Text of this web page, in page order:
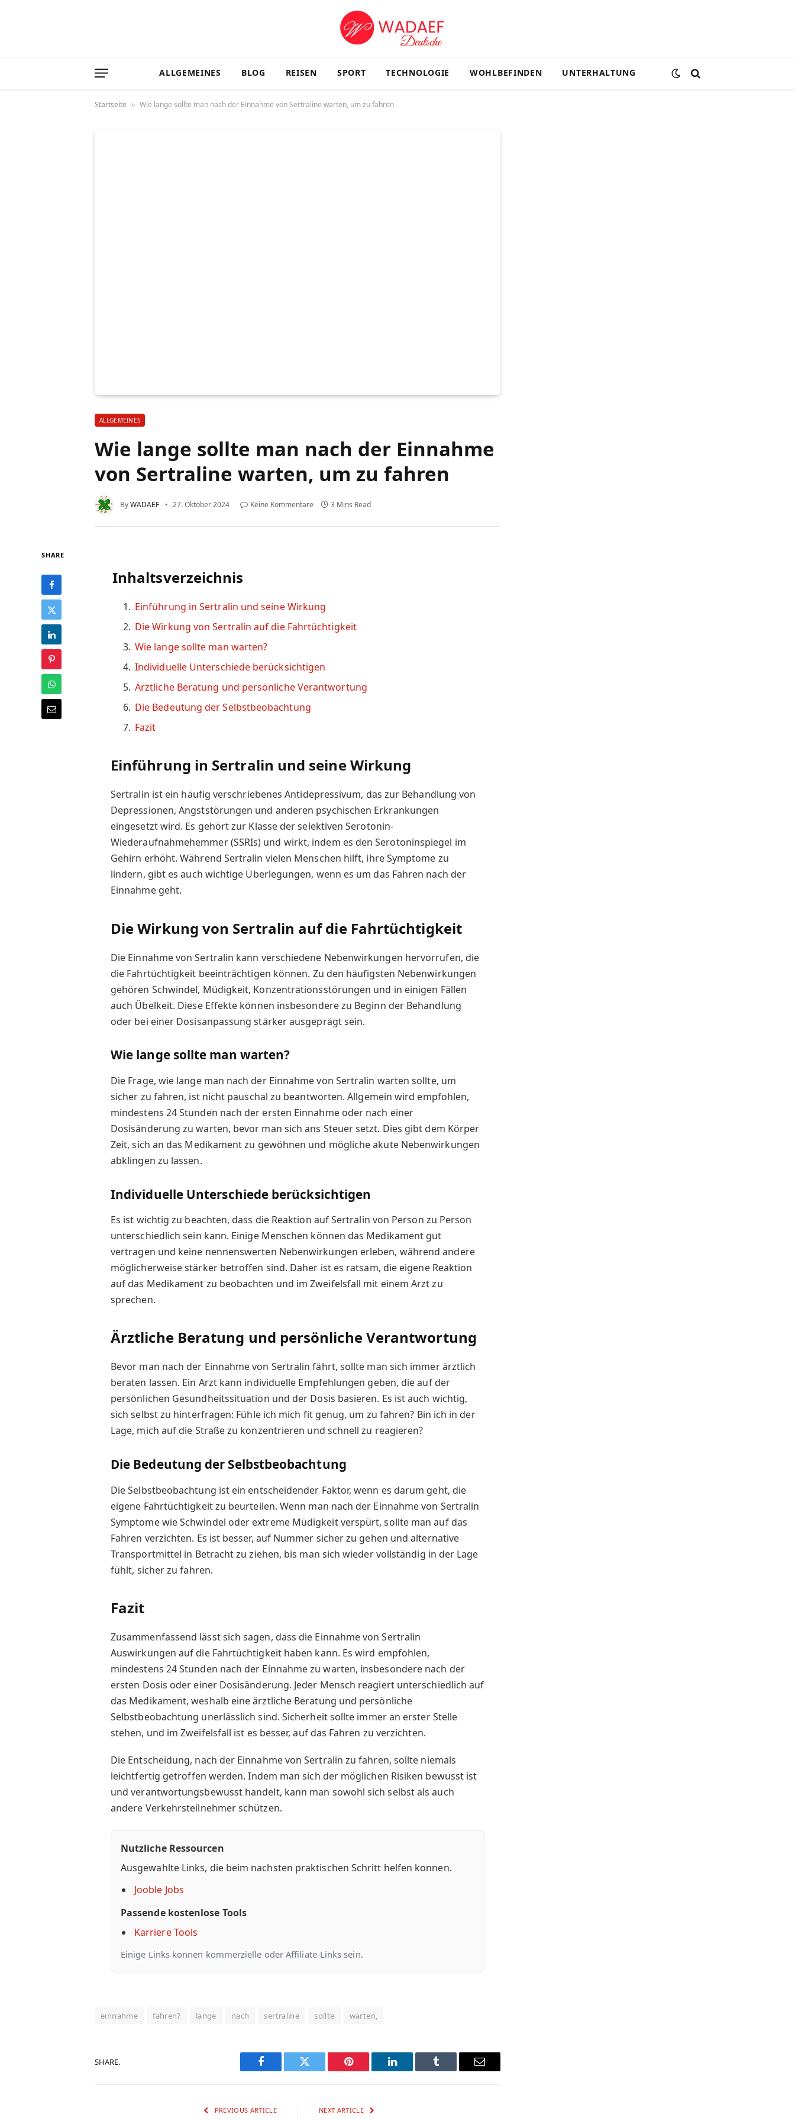
ALLGEMEINES BLOG REISEN SPORT TECHNOLOGIE WOHLBEFINDEN UNTERHALTUNG
Startseite » Wie lange sollte man nach der Einnahme von Sertraline warten, um zu fahren
ALLGEMEINES
Wie lange sollte man nach der Einnahme
von Sertraline warten, um zu fahren
ByWADAEF 27. Oktober 2024 Keine Kommentare 3 Mins Read
SHARE
Inhaltsverzeichnis
Einführung in Sertralin und seine Wirkung
Die Wirkung von Sertralin auf die Fahrtüchtigkeit
Wie lange sollte man warten?
Individuelle Unterschiede berücksichtigen
Ärztliche Beratung und persönliche Verantwortung
Die Bedeutung der Selbstbeobachtung
Fazit
Einführung in Sertralin und seine Wirkung
Sertralin ist ein häufig verschriebenes Antidepressivum, das zur Behandlung von
Depressionen, Angststörungen und anderen psychischen Erkrankungen
eingesetzt wird. Es gehört zur Klasse der selektiven Serotonin-
Wiederaufnahmehemmer (SSRIs) und wirkt, indem es den Serotoninspiegel im
Gehirn erhöht. Während Sertralin vielen Menschen hilft, ihre Symptome zu
lindern, gibt es auch wichtige Überlegungen, wenn es um das Fahren nach der
Einnahme geht.
Die Wirkung von Sertralin auf die Fahrtüchtigkeit
Die Einnahme von Sertralin kann verschiedene Nebenwirkungen hervorrufen, die
die Fahrtüchtigkeit beeinträchtigen können. Zu den häufigsten Nebenwirkungen
gehören Schwindel, Müdigkeit, Konzentrationsstörungen und in einigen Fällen
auch Übelkeit. Diese Effekte können insbesondere zu Beginn der Behandlung
oder bei einer Dosisanpassung stärker ausgeprägt sein.
Wie lange sollte man warten?
Die Frage, wie lange man nach der Einnahme von Sertralin warten sollte, um
sicher zu fahren, ist nicht pauschal zu beantworten. Allgemein wird empfohlen,
mindestens 24 Stunden nach der ersten Einnahme oder nach einer
Dosisänderung zu warten, bevor man sich ans Steuer setzt. Dies gibt dem Körper
Zeit, sich an das Medikament zu gewöhnen und mögliche akute Nebenwirkungen
abklingen zu lassen.
Individuelle Unterschiede berücksichtigen
Es ist wichtig zu beachten, dass die Reaktion auf Sertralin von Person zu Person
unterschiedlich sein kann. Einige Menschen können das Medikament gut
vertragen und keine nennenswerten Nebenwirkungen erleben, während andere
möglicherweise stärker betroffen sind. Daher ist es ratsam, die eigene Reaktion
auf das Medikament zu beobachten und im Zweifelsfall mit einem Arzt zu
sprechen.
Ärztliche Beratung und persönliche Verantwortung
Bevor man nach der Einnahme von Sertralin fährt, sollte man sich immer ärztlich
beraten lassen. Ein Arzt kann individuelle Empfehlungen geben, die auf der
persönlichen Gesundheitssituation und der Dosis basieren. Es ist auch wichtig,
sich selbst zu hinterfragen: Fühle ich mich fit genug, um zu fahren? Bin ich in der
Lage, mich auf die Straße zu konzentrieren und schnell zu reagieren?
Die Bedeutung der Selbstbeobachtung
Die Selbstbeobachtung ist ein entscheidender Faktor, wenn es darum geht, die
eigene Fahrtüchtigkeit zu beurteilen. Wenn man nach der Einnahme von Sertralin
Symptome wie Schwindel oder extreme Müdigkeit verspürt, sollte man auf das
Fahren verzichten. Es ist besser, auf Nummer sicher zu gehen und alternative
Transportmittel in Betracht zu ziehen, bis man sich wieder vollständig in der Lage
fühlt, sicher zu fahren.
Fazit
Zusammenfassend lässt sich sagen, dass die Einnahme von Sertralin
Auswirkungen auf die Fahrtüchtigkeit haben kann. Es wird empfohlen,
mindestens 24 Stunden nach der Einnahme zu warten, insbesondere nach der
ersten Dosis oder einer Dosisänderung. Jeder Mensch reagiert unterschiedlich auf
das Medikament, weshalb eine ärztliche Beratung und persönliche
Selbstbeobachtung unerlässlich sind. Sicherheit sollte immer an erster Stelle
stehen, und im Zweifelsfall ist es besser, auf das Fahren zu verzichten.
Die Entscheidung, nach der Einnahme von Sertralin zu fahren, sollte niemals
leichtfertig getroffen werden. Indem man sich der möglichen Risiken bewusst ist
und verantwortungsbewusst handelt, kann man sowohl sich selbst als auch
andere Verkehrsteilnehmer schützen.
Nutzliche Ressourcen
Ausgewahlte Links, die beim nachsten praktischen Schritt helfen konnen.
Jooble Jobs
Passende kostenlose Tools
Karriere Tools
Einige Links konnen kommerzielle oder Affiliate-Links sein.
einnahme fahren? lange nach sertraline sollte warten,
SHARE.
Facebook Twitter Pinterest LinkedIn Tumblr Email
PREVIOUS ARTICLE NEXT ARTICLE